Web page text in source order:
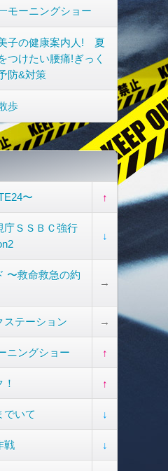
モーニングショー
子の健康案内人! 夏
つけたい腰痛!ぎっく
防&対策
歩
〜 ↑
庁ＳＳＢＣ強行
↓
〜救命救急の約
→
ステーション →
ニングショー ↑
↑
でいて ↓
戦 ↓